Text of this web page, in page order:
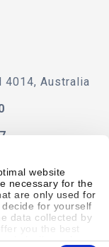
website
necessary for the
are only used for
for yourself
data collected by
you the best
evaluate
4014, Australia
Accessibility